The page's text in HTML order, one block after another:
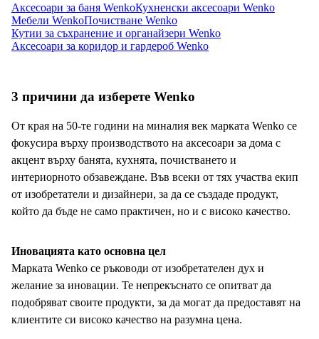
Аксесоари за баня WenkoКухненски аксесоари Wenko
Мебели WenkoПочистване Wenko
Кутии за съхранение и органайзери Wenko
Аксесоари за коридор и гардероб Wenko
3 причини да изберете Wenko
От края на 50-те години на миналия век марката Wenko се
фокусира върху производството на аксесоари за дома с
акцент върху банята, кухнята, почистването и
интериорното обзавеждане. Във всеки от тях участва екип
от изобретатели и дизайнери, за да се създаде продукт,
който да бъде не само практичен, но и с високо качество.
Иновацията като основна цел
Марката Wenko се ръководи от изобретателен дух и
желание за иновации. Те непрекъснато се опитват да
подобряват своите продукти, за да могат да предоставят на
клиентите си високо качество на разумна цена.